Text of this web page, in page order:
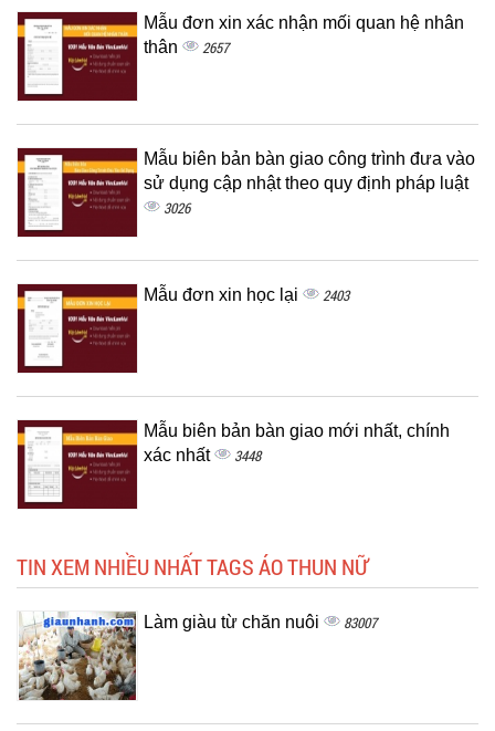
Mẫu đơn xin xác nhận mối quan hệ nhân
thân
2657
Mẫu biên bản bàn giao công trình đưa vào
sử dụng cập nhật theo quy định pháp luật
3026
Mẫu đơn xin học lại 2403
Mẫu biên bản bàn giao mới nhất, chính
xác nhất
3448
TIN XEM NHIỀU NHẤT TAGS ÁO THUN NỮ
Làm giàu từ chăn nuôi 83007